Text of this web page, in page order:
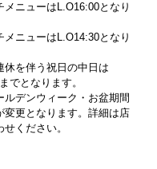
ニューはL.O16:00となり
ニューはL.O14:30となり
を伴う祝日の中日は
でとなります。
デンウィーク・お盆期間
変更となります。詳細は店
ください。